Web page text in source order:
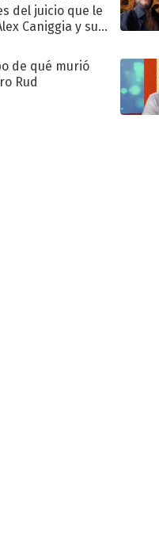
del juicio que le
Caniggia y sus
de qué murió
Rud